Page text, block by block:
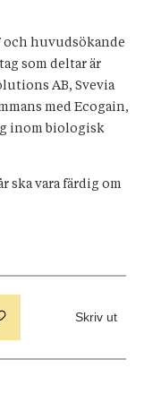
och huvudsökande
som deltar är
AB, Svevia
med Ecogain,
inom biologisk
ska vara färdig om
Skriv ut